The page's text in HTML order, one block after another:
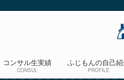
コンサル生実績
CONSUL
ふじもんの自己
PROFILE